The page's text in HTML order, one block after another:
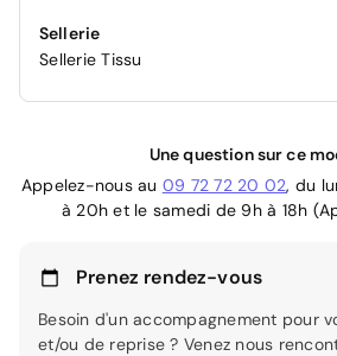
Sellerie
Sellerie Tissu
Une question sur ce
Appelez-nous au 09 72 72 20 02, du
à 20h et le samedi de 9h à 18h
Prenez rendez-vous
Besoin d'un accompagnement pour
et/ou de reprise ? Venez nous